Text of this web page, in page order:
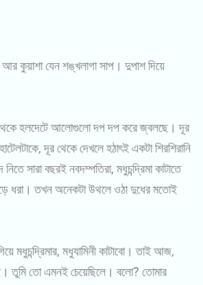
কুয়াশা যেন শঙ্খলাগা সাপ। দুপাশ দিয়ে
থেকে হলদেটে আলোগুলো দপ দপ করে জ্বলছে। দূর
দূর থেকে দেখলে হঠাৎই একটা শিরশিরানি
সারা বছরই নবদম্পতিরা, মধুচন্দ্রিমা কাটাতে
ধরা। তখন অনেকটা উথলে ওঠা দুধের মতোই
মধুচন্দ্রিমার, মধুযামিনী কাটাবো। তাই আজ,
তুমি তো এমনই চেয়েছিলে। বলো? তোমার